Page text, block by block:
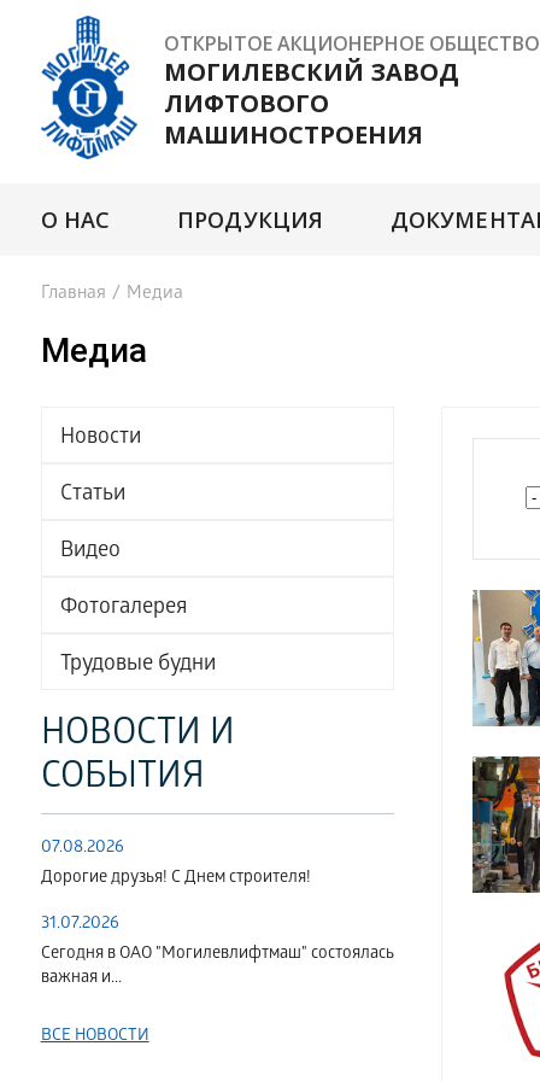
ОТКРЫТОЕ АКЦИОНЕРНОЕ ОБЩЕСТВО
МОГИЛЕВСКИЙ ЗАВОД
ЛИФТОВОГО
МАШИНОСТРОЕНИЯ
О НАС ПРОДУКЦИЯ
Главная / Медиа
Медиа
Новости
Статьи
Видео
Фотогалерея
Трудовые будни
НОВОСТИ И
СОБЫТИЯ
07.08.2026
Дорогие друзья! С Днем строителя!
31.07.2026
Сегодня в ОАО "Могилевлифтмаш" состоялась
важная и...
ВСЕ НОВОСТИ